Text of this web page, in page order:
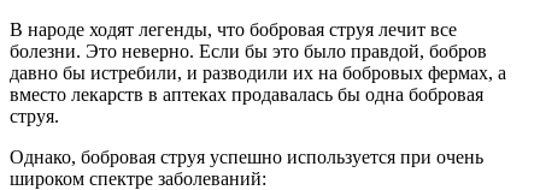
В народе ходят легенды, что бобровая струя лечит все
болезни. Это неверно. Если бы это было правдой, бобров
давно бы истребили, и разводили их на бобровых фермах, а
вместо лекарств в аптеках продавалась бы одна бобровая
струя.
Однако, бобровая струя успешно используется при очень
широком спектре заболеваний: